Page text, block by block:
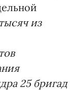
из
25 бригад